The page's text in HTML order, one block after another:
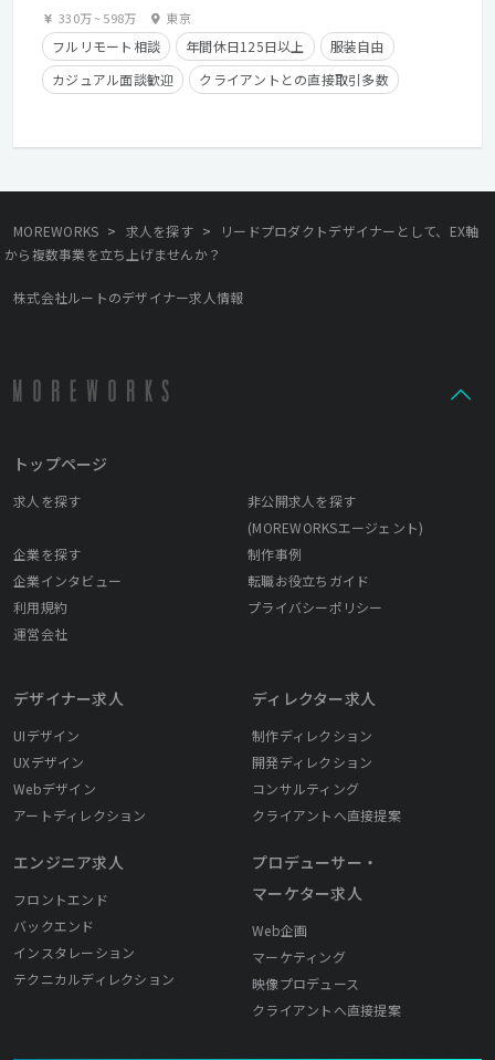
330万~598万 東京
フルリモート相談 年間休日125日以上
服装自由
カジュアル面談歓迎
クライアントとの直接取引多数
学歴不問
経験者優遇
MOREWORKS > 求人を探す >
リードプロダクトデザイナーとして、EX軸
から複数事業を立ち上げませんか？
株式会社ルートのデザイナー求人情報
トップページ
求人を探す
非公開求人を探す
(MOREWORKSエージェント)
企業を探す
制作事例
企業インタビュー
転職お役立ちガイド
利用規約
プライバシーポリシー
運営会社
デザイナー求人
UIデザイン
UXデザイン
Webデザイン
アートディレクション
エンジニア求人
フロントエンド
バックエンド
インスタレーション
テクニカルディレクション
ディレクター求人
制作ディレクション
開発ディレクション
コンサルティング
クライアントへ直接提案
プロデューサー・
マーケター求人
Web企画
マーケティング
映像プロデュース
クライアントへ直接提案